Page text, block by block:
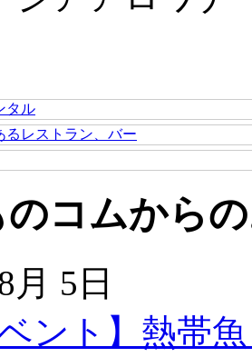
コムから
月 5日
ベント】熱帯